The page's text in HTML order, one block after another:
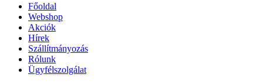
Főoldal
Webshop
Akciók
Hírek
Szállítmányozás
Rólunk
Ügyfélszolgálat